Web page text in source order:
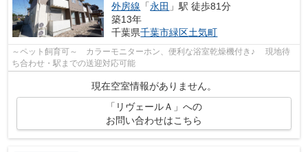
外房線 「永田 」駅 徒歩81分
築13年
千葉県千葉市緑区土気町
～ペット飼育可～ カラーモニターホン、便利な浴室乾燥機付き♪ 現地待
ち合わせ・駅までの送迎対応可能
現在空室情報がありません。
「リヴェールＡ」への
お問い合わせはこちら